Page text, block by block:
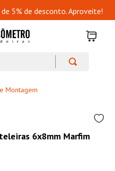
5% de desconto. Aproveite!
Montagem
6x8mm Marfim